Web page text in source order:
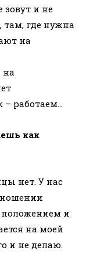
и не
где нужна
на
на
– работаем…
как
нет. У нас
положением и
на моей
и не делаю.